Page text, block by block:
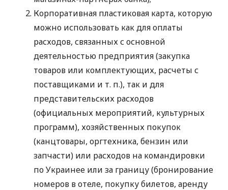
Корпоративная пластиковая карта, которую
можно использовать как для оплаты
расходов, связанных с основной
деятельностью предприятия (закупка
товаров или комплектующих, расчеты с
поставщиками и т. п.), так и для
представительских расходов
(официальных мероприятий, культурных
программ), хозяйственных покупок
(канцтовары, оргтехника, бензин или
запчасти) или расходов на командировки
по Украинее или за границу (бронирование
номеров в отеле, покупку билетов, аренду